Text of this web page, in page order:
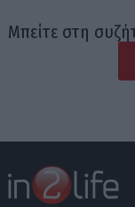
Μπείτε στη